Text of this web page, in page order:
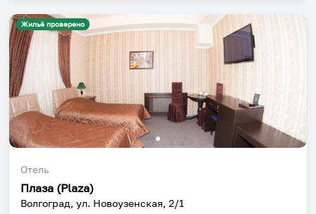
Жильё проверено
Отель
Плаза (Plaza)
Волгоград, ул. Новоузенская, 2/1